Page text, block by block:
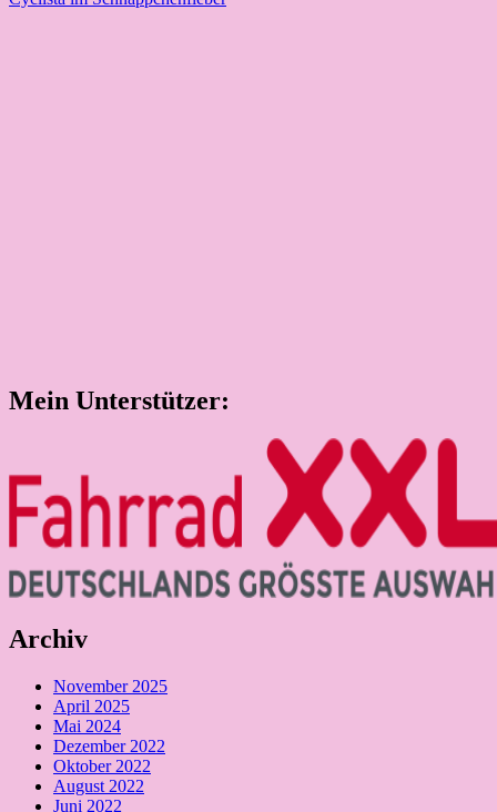
Mein Unterstützer:
Archiv
November 2025
April 2025
Mai 2024
Dezember 2022
Oktober 2022
August 2022
Juni 2022